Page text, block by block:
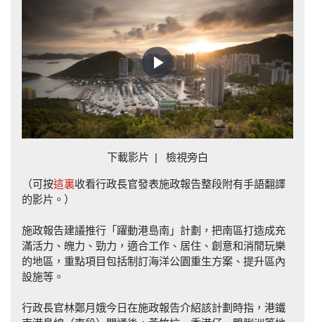
Play
Video
下載影片 | 檢視旁白
（可按這裏收看行政長官發表施政報告整段附有手語翻譯
的影片。）
施政報告建議推行「躍動港島南」計劃，把南區打造成充
滿活力、魄力、勁力，適合工作、居住、創意和消閒玩樂
的地區，重點項目包括制訂海洋公園重生方案、提升區內
設施等。
行政長官林鄭月娥今日在施政報告介紹該計劃時指，港鐵